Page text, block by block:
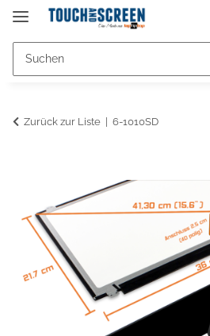
Zurück zur Liste 6-1010SD